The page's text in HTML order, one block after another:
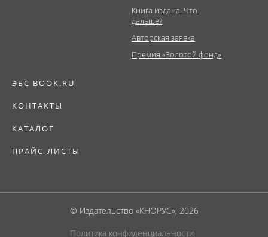
Книга издана. Что
дальше?
Авторская заявка
Премия «Золотой фонд»
ЭБС BOOK.RU
КОНТАКТЫ
КАТАЛОГ
ПРАЙС-ЛИСТЫ
© Издательство «КНОРУС», 2026
Политика конфиденциальности